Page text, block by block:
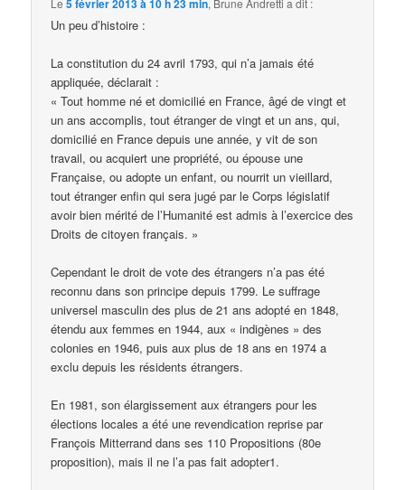
Le5 février 2013 à 10 h 23 min, Brune Andretti a dit :
Un peu d’histoire :
La constitution du 24 avril 1793, qui n’a jamais été
appliquée, déclarait :
« Tout homme né et domicilié en France, âgé de vingt et
un ans accomplis, tout étranger de vingt et un ans, qui,
domicilié en France depuis une année, y vit de son
travail, ou acquiert une propriété, ou épouse une
Française, ou adopte un enfant, ou nourrit un vieillard,
tout étranger enfin qui sera jugé par le Corps législatif
avoir bien mérité de l’Humanité est admis à l’exercice des
Droits de citoyen français. »
Cependant le droit de vote des étrangers n’a pas été
reconnu dans son principe depuis 1799. Le suffrage
universel masculin des plus de 21 ans adopté en 1848,
étendu aux femmes en 1944, aux « indigènes » des
colonies en 1946, puis aux plus de 18 ans en 1974 a
exclu depuis les résidents étrangers.
En 1981, son élargissement aux étrangers pour les
élections locales a été une revendication reprise par
François Mitterrand dans ses 110 Propositions (80e
proposition), mais il ne l’a pas fait adopter1.